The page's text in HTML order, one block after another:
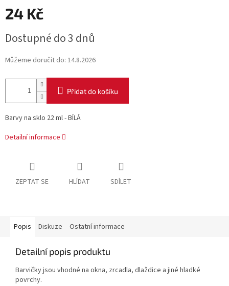
24 Kč
cena:
Dostupné do 3 dnů
Můžeme doručit do: 14.8.2026
Přidat do košíku
Barvy na sklo 22 ml - BÍLÁ
Detailní informace
ZEPTAT SE HLÍDAT SDÍLET
Popis Diskuze Ostatní informace
Detailní popis produktu
Barvičky jsou vhodné na okna, zrcadla, dlaždice a jiné hladké
povrchy.